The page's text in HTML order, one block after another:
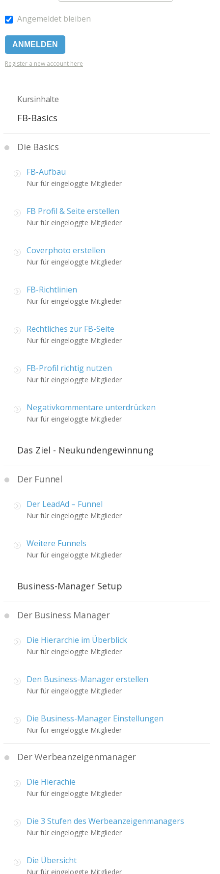
Angemeldet bleiben
Register a new account here
Kursinhalte
FB-Basics
Die Basics
FB-Aufbau
Nur für eingeloggte Mitglieder
FB Profil & Seite erstellen
Nur für eingeloggte Mitglieder
Coverphoto erstellen
Nur für eingeloggte Mitglieder
FB-Richtlinien
Nur für eingeloggte Mitglieder
Rechtliches zur FB-Seite
Nur für eingeloggte Mitglieder
FB-Profil richtig nutzen
Nur für eingeloggte Mitglieder
Negativkommentare unterdrücken
Nur für eingeloggte Mitglieder
Das Ziel - Neukundengewinnung
Der Funnel
Der LeadAd – Funnel
Nur für eingeloggte Mitglieder
Weitere Funnels
Nur für eingeloggte Mitglieder
Business-Manager Setup
Der Business Manager
Die Hierarchie im Überblick
Nur für eingeloggte Mitglieder
Den Business-Manager erstellen
Nur für eingeloggte Mitglieder
Die Business-Manager Einstellungen
Nur für eingeloggte Mitglieder
Der Werbeanzeigenmanager
Die Hierachie
Nur für eingeloggte Mitglieder
Die 3 Stufen des Werbeanzeigenmanagers
Nur für eingeloggte Mitglieder
Die Übersicht
Nur für eingeloggte Mitglieder